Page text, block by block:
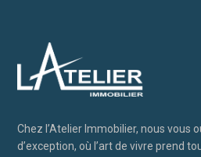
Chez l’Atelier Immobilier, nous vous
d’exception, où l’art de vivre prend